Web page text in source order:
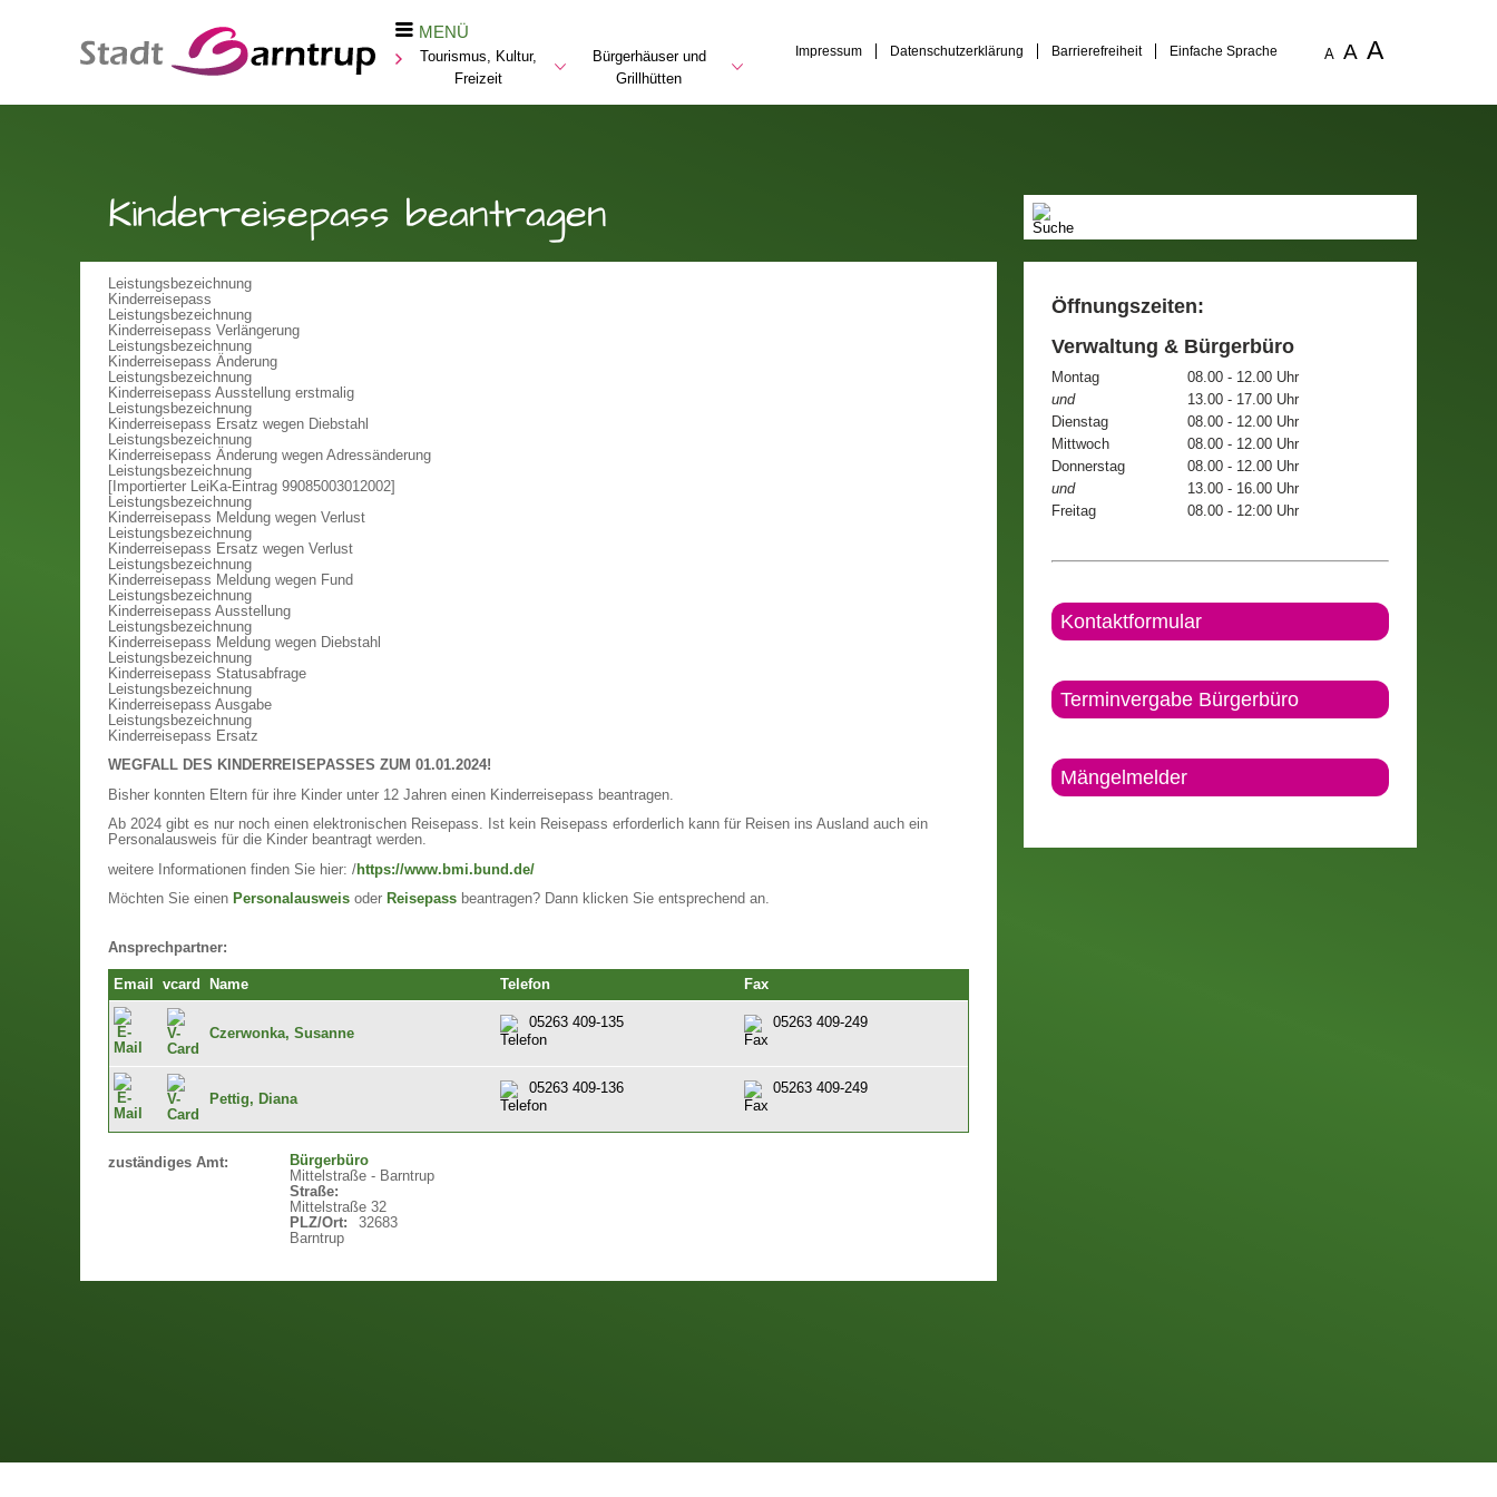
MENÜ
Tourismus, Kultur,
Freizeit
Bürgerhäuser und
Grillhütten
Impressum Datenschutzerklärung Barrierefreiheit Einfache Sprache A A A
Kinderreisepass beantragen
Leistungsbezeichnung
Kinderreisepass
Leistungsbezeichnung
Kinderreisepass Verlängerung
Leistungsbezeichnung
Kinderreisepass Änderung
Leistungsbezeichnung
Kinderreisepass Ausstellung erstmalig
Leistungsbezeichnung
Kinderreisepass Ersatz wegen Diebstahl
Leistungsbezeichnung
Kinderreisepass Änderung wegen Adressänderung
Leistungsbezeichnung
[Importierter LeiKa-Eintrag 99085003012002]
Leistungsbezeichnung
Kinderreisepass Meldung wegen Verlust
Leistungsbezeichnung
Kinderreisepass Ersatz wegen Verlust
Leistungsbezeichnung
Kinderreisepass Meldung wegen Fund
Leistungsbezeichnung
Kinderreisepass Ausstellung
Leistungsbezeichnung
Kinderreisepass Meldung wegen Diebstahl
Leistungsbezeichnung
Kinderreisepass Statusabfrage
Leistungsbezeichnung
Kinderreisepass Ausgabe
Leistungsbezeichnung
Kinderreisepass Ersatz
WEGFALL DES KINDERREISEPASSES ZUM 01.01.2024!
Bisher konnten Eltern für ihre Kinder unter 12 Jahren einen Kinderreisepass beantragen.
Ab 2024 gibt es nur noch einen elektronischen Reisepass. Ist kein Reisepass erforderlich kann für Reisen ins Ausland auch ein
Personalausweis für die Kinder beantragt werden.
weitere Informationen finden Sie hier: /https://www.bmi.bund.de/
Möchten Sie einen Personalausweis oder Reisepass beantragen? Dann klicken Sie entsprechend an.
Ansprechpartner:
Email vcard Name Telefon Fax
Czerwonka, Susanne
05263 409-135 05263 409-249
Pettig, Diana
05263 409-136 05263 409-249
zuständiges Amt:
Bürgerbüro
Mittelstraße - Barntrup
Straße:
Mittelstraße 32
PLZ/Ort:
32683
Barntrup
Öffnungszeiten:
Verwaltung & Bürgerbüro
Montag
08.00 - 12.00 Uhr
und
13.00 - 17.00 Uhr
Dienstag
08.00 - 12.00 Uhr
Mittwoch
08.00 - 12.00 Uhr
Donnerstag
08.00 - 12.00 Uhr
und
13.00 - 16.00 Uhr
Freitag
08.00 - 12:00 Uhr
Kontaktformular
Terminvergabe Bürgerbüro
Mängelmelder